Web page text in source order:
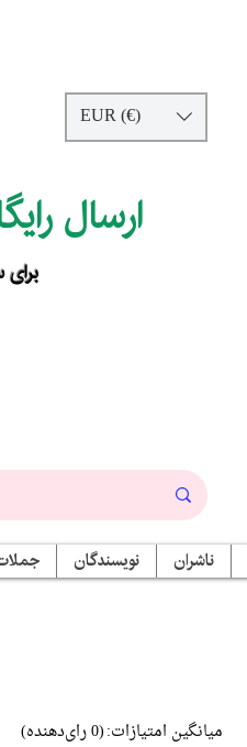
EUR (€)
ارسال
برای
ناشران نویسندگان
میانگین امتیازات:(0 رای‌دهنده)